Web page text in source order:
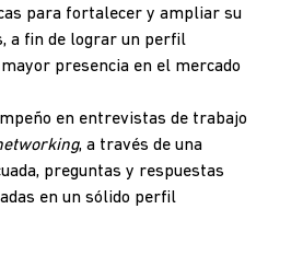
para fortalecer y ampliar su
a fin de lograr un perfil
presencia en el mercado
en entrevistas de trabajo
, a través de una
preguntas y respuestas
en un sólido perfil